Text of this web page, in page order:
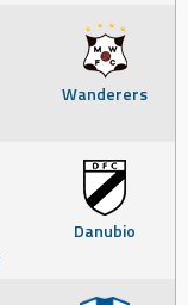
Wanderers
Danubio